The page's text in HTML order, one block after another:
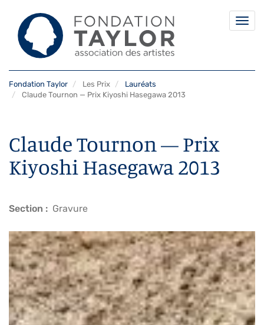
au
Fondation Taylor Les Prix
Lauréats
Claude Tournon — Prix Kiyoshi Hasegawa 2013
Claude Tournon — Prix
Kiyoshi Hasegawa 2013
Section Gravure